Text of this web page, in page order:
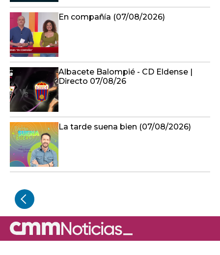
En compañía (07/08/2026)
Albacete Balompié - CD Eldense |
Directo 07/08/26
La tarde suena bien (07/08/2026)